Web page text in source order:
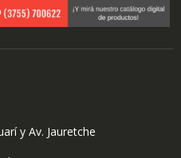
y Av. Jauretche